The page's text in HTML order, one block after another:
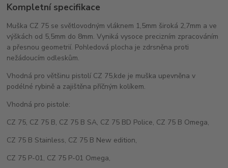
Kompletní specifikace
Muška CZ 75 se světlovodným vláknem 1,5mm široká 2,7mm a ve
výškách od 5,5mm do 8mm. Vyniká vysoce precizním zpracováním
a přesnou geometrií. Pohledová plocha je zdrsněna proti
nežádoucím odleskům.
Vhodná pro většinu pistolí CZ 75,kde je muška upevněna v
podélné rybině a zajištěna příčným kolíkem.
Vhodná pro pistole:
CZ 75, CZ 75 B, CZ 75 B SA, CZ 75 BD Police, CZ 75 B Omega,
CZ 75 B Stainless, CZ 75 B New edition,
CZ 75 P-01, CZ 75 P-01 Omega,